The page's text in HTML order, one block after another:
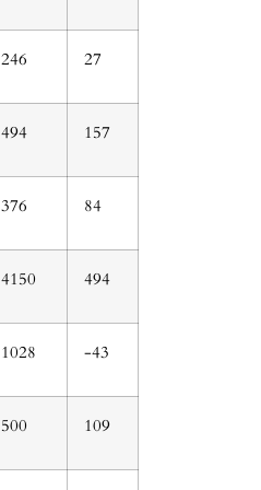
246 27
494 157
376 84
4150 494
1028 -43
500 109